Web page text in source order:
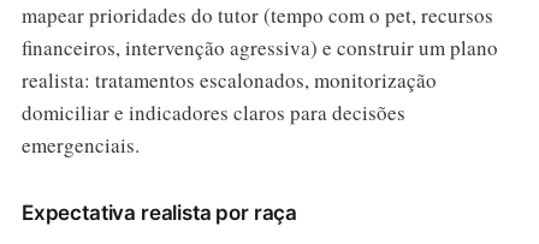
mapear prioridades do tutor (tempo com o pet, recursos
financeiros, intervenção agressiva) e construir um plano
realista: tratamentos escalonados, monitorização
domiciliar e indicadores claros para decisões
emergenciais.
Expectativa realista por raça